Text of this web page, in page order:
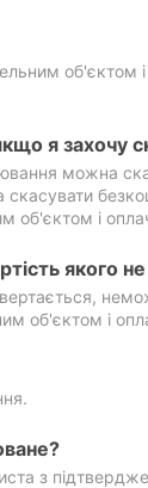
об'єктом
я захочу
можна
і
якого
об'єктом і
з